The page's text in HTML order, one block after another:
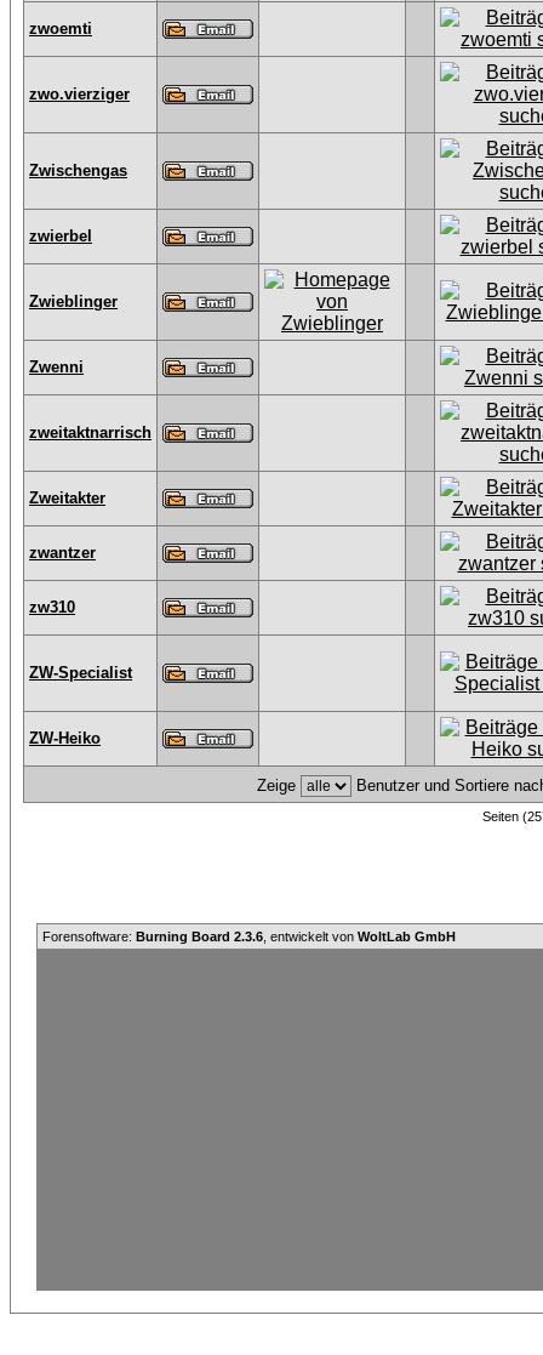
zwoemti
zwo.vierziger
Zwischengas
zwierbel
Zwieblinger
Zwenni
zweitaktnarrisch
Zweitakter
zwantzer
zw310
ZW-Specialist
ZW-Heiko
Zeige Benutzer und Sortiere
Seiten
Forensoftware: Burning Board 2.3.6 , entwickelt von WoltLab GmbH